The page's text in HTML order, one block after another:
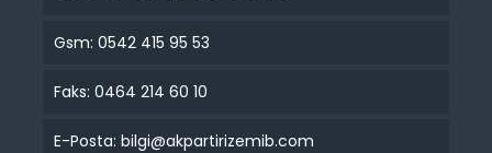
Gsm: 0542 415 95 53
Faks: 0464 214 60 10
E-Posta: bilgi@akpartirizemib.com